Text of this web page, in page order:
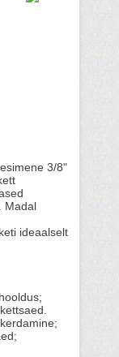
3/8"
Madal
ideaalselt